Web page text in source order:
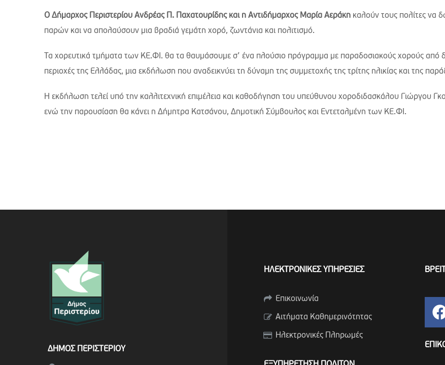
Ο Δήμαρχος Περιστερίου Ανδρέας Π. Παχατουρίδης και η Αντιδήμαρχος Μαρία Αεράκη καλούν τους πολίτες να
παρών και να απολαύσουν μια βραδιά γεμάτη χορό, ζωντάνια και πολιτισμό.
Τα χορευτικά τμήματα των ΚΕ.ΦΙ. θα τα θαυμάσουμε σ’ ένα πλούσιο πρόγραμμα με παραδοσιακούς χορούς από
περιοχές της Ελλάδας, μια εκδήλωση που αναδεικνύει τη δύναμη της συμμετοχής της τρίτης ηλικίας και της
Η εκδήλωση τελεί υπό την καλλιτεχνική επιμέλεια και καθοδήγηση του υπεύθυνου χοροδιδασκάλου Γιώργου
ενώ την παρουσίαση θα κάνει η Δήμητρα Κατσάνου, Δημοτική Σύμβουλος και Εντεταλμένη των ΚΕ.ΦΙ.
ΔΗΜΟΣ ΠΕΡΙΣΤΕΡΙΟΥ
ΗΛΕΚΤΡΟΝΙΚΕΣ ΥΠΗΡΕΣΙΕΣ
Επικοινωνία
Αιτήματα Καθημερινότητας
Ηλεκτρονικές Πληρωμές